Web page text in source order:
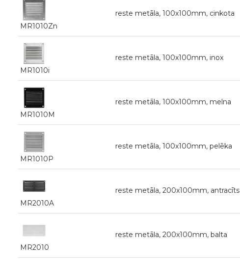
MR1010Zn
reste metāla, 100x100mm, cinkota
MR1010i
reste metāla, 100x100mm, inox
MR1010M
reste metāla, 100x100mm, melna
MR1010P
reste metāla, 100x100mm, pelēka
MR2010A
reste metāla, 200x100mm, antracīts
MR2010
reste metāla, 200x100mm, balta